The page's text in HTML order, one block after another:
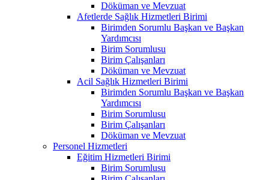
Döküman ve Mevzuat
Afetlerde Sağlık Hizmetleri Birimi
Birimden Sorumlu Başkan ve Başkan
Yardımcısı
Birim Sorumlusu
Birim Çalışanları
Döküman ve Mevzuat
Acil Sağlık Hizmetleri Birimi
Birimden Sorumlu Başkan ve Başkan
Yardımcısı
Birim Sorumlusu
Birim Çalışanları
Döküman ve Mevzuat
Personel Hizmetleri
Eğitim Hizmetleri Birimi
Birim Sorumlusu